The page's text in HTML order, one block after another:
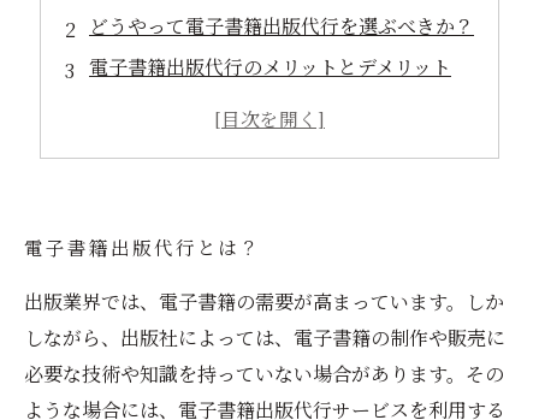
どうやって電子書籍出版代行を選ぶべきか？
電子書籍出版代行のメリットとデメリット
出版後のアフターケアサービスについて
電子書籍出版代行とは？
出版業界では、電子書籍の需要が高まっています。しか
しながら、出版社によっては、電子書籍の制作や販売に
必要な技術や知識を持っていない場合があります。その
ような場合には、電子書籍出版代行サービスを利用する